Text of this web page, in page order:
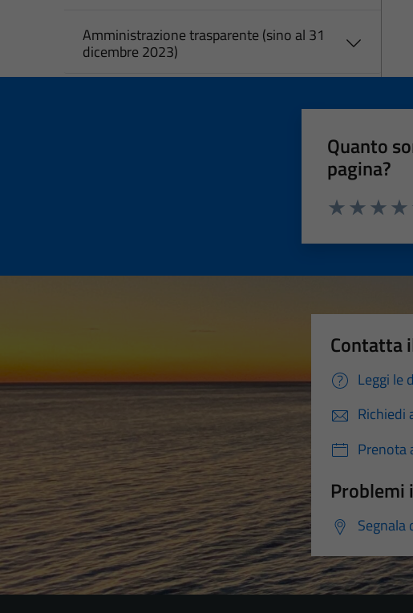
Amministrazione trasparente (sino al 31
dicembre 2023)
Quanto
pagina?
Contatta
Leggi le
Richiedi
Prenota
Problemi
Segnala